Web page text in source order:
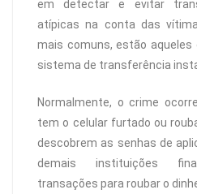
em detectar e evitar
atípicas na conta das
mais comuns, estão aqueles
sistema de transferência
Normalmente, o crime
tem o celular furtado ou
descobrem as senhas de
demais instituições
transações para roubar o